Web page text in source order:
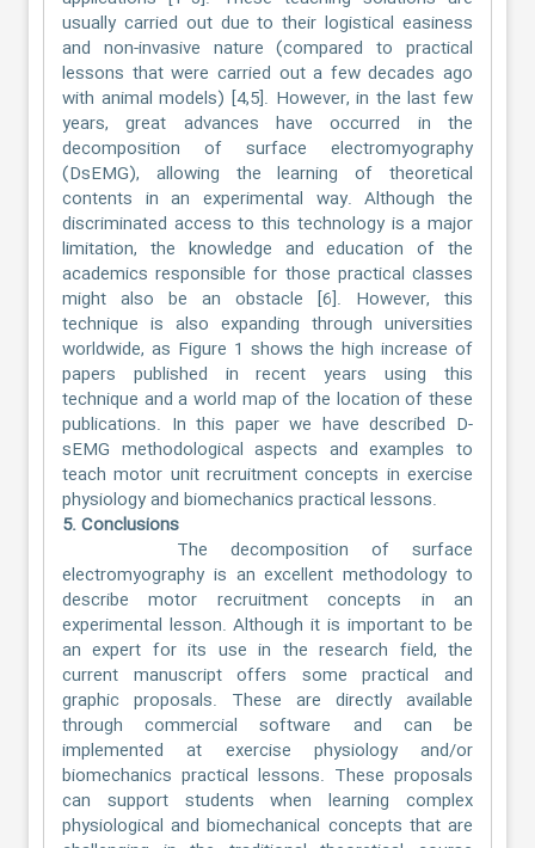
usually carried out due to their logistical easiness
and non-invasive nature (compared to practical
lessons that were carried out a few decades ago
with animal models) [4,5]. However, in the last few
years, great advances have occurred in the
decomposition of surface electromyography
(DsEMG), allowing the learning of theoretical
contents in an experimental way. Although the
discriminated access to this technology is a major
limitation, the knowledge and education of the
academics responsible for those practical classes
might also be an obstacle [6]. However, this
technique is also expanding through universities
worldwide, as Figure 1 shows the high increase of
papers published in recent years using this
technique and a world map of the location of these
publications. In this paper we have described D-
sEMG methodological aspects and examples to
teach motor unit recruitment concepts in exercise
physiology and biomechanics practical lessons.
5. Conclusions
The decomposition of surface
electromyography is an excellent methodology to
describe motor recruitment concepts in an
experimental lesson. Although it is important to be
an expert for its use in the research field, the
current manuscript offers some practical and
graphic proposals. These are directly available
through commercial software and can be
implemented at exercise physiology and/or
biomechanics practical lessons. These proposals
can support students when learning complex
physiological and biomechanical concepts that are